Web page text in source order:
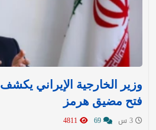
وزير الخارجية الإيراني
فتح مضيق هرمز